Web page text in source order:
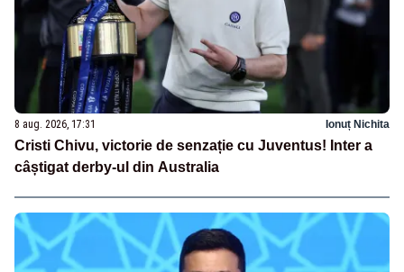
8 aug. 2026, 17:31 Ionuț Nichita
Cristi Chivu, victorie de senzație cu Juventus! Inter a
câștigat derby-ul din Australia